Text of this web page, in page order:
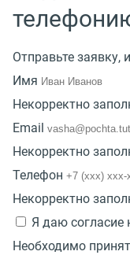
Отправьте
Имя
Некорректно
Email
Некорректно
Телефон
Некорректно
Я даю согласие
Необходимо